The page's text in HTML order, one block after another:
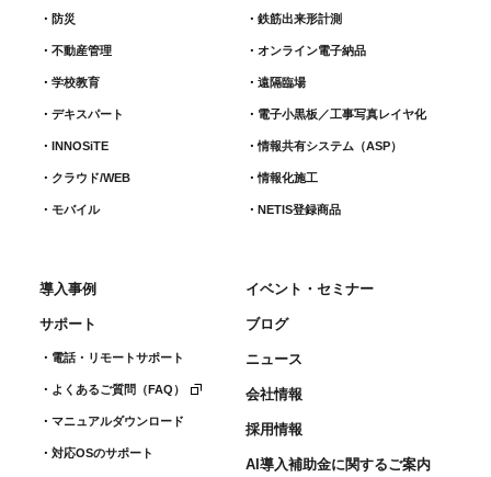
防災
不動産管理
学校教育
デキスパート
INNOSiTE
クラウド/WEB
モバイル
鉄筋出来形計測​
オンライン電子納品
遠隔臨場
電子小黒板／工事写真レイヤ化
情報共有システム（ASP）
情報化施工
NETIS登録商品
導入事例
サポート
電話・リモートサポート
よくあるご質問（FAQ）
マニュアルダウンロード
対応OSのサポート
イベント・セミナー
ブログ
ニュース
会社情報
採用情報
AI導入補助金に関するご案内